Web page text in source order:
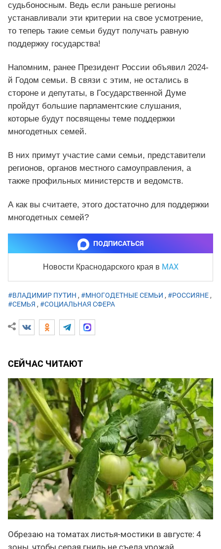
судьбоносным. Ведь если раньше регионы
устанавливали эти критерии на свое усмотрение,
то теперь такие семьи будут получать равную
поддержку государства!
Напомним, ранее Президент России объявил 2024-
й Годом семьи. В связи с этим, не остались в
стороне и депутаты, в Государственной Думе
пройдут большие парламентские слушания,
которые будут посвящены теме поддержки
многодетных семей.
В них примут участие сами семьи, представители
регионов, органов местного самоуправления, а
также профильных министерств и ведомств.
А как вы считаете, этого достаточно для поддержки
многодетных семей?
ПОДПИСАТЬСЯ
Новости Краснодарского края в MAX
#ВЛАДИМИР ПУТИН , #МНОГОДЕТНЫЕ СЕМЬИ , #РОССИЯНЕ,
#СЕМЬЯ , #СОЦИАЛЬНАЯ СФЕРА
СЕЙЧАС ЧИТАЮТ
Обрезаю на томатах листья-мостики в августе: 4